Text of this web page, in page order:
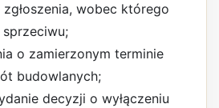
wobec którego
sprzeciwu;
o zamierzonym terminie
budowlanych;
decyzji o wyłączeniu